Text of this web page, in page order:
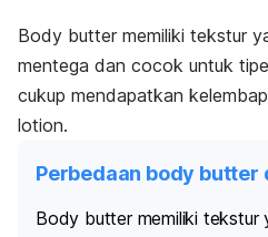
Body butter memiliki tekstur
mentega dan cocok untuk tipe
cukup mendapatkan
lotion.
Perbedaan body butter
Body buttermemiliki tekstur